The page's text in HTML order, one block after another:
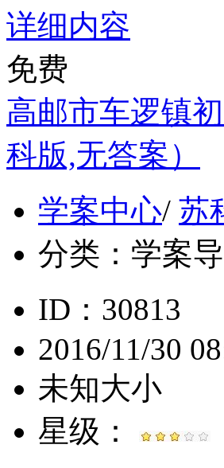
详细内容
免费
高邮市车逻镇
科版,无答案）
学案中心/ 苏
分类： 学案
ID：30813
2016/11/30
未知大小
星级：